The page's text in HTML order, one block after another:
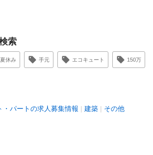
索
夏休み 手元 エコキュート 150万
・パートの求人募集情報 建築 その他